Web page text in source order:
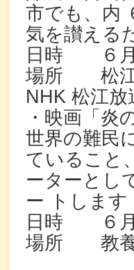
市でも、内
気を讃える
日時 ６月
場所 松江
NHK 松江
・映画「炎
世界の難⺠
ていること
ーターとし
ー トします
日時 ６月
場所 教養